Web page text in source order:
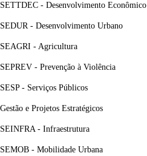
SETTDEC - Desenvolvimento Econômico
SEDUR - Desenvolvimento Urbano
SEAGRI - Agricultura
SEPREV - Prevenção à Violência
SESP - Serviços Públicos
Gestão e Projetos Estratégicos
SEINFRA - Infraestrutura
SEMOB - Mobilidade Urbana